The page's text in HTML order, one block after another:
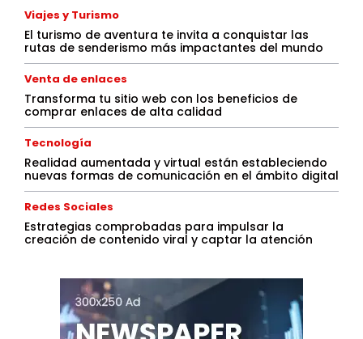
Viajes y Turismo
El turismo de aventura te invita a conquistar las
rutas de senderismo más impactantes del mundo
Venta de enlaces
Transforma tu sitio web con los beneficios de
comprar enlaces de alta calidad
Tecnología
Realidad aumentada y virtual están estableciendo
nuevas formas de comunicación en el ámbito digital
Redes Sociales
Estrategias comprobadas para impulsar la
creación de contenido viral y captar la atención